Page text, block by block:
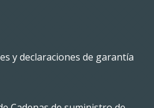
y declaraciones de garantía